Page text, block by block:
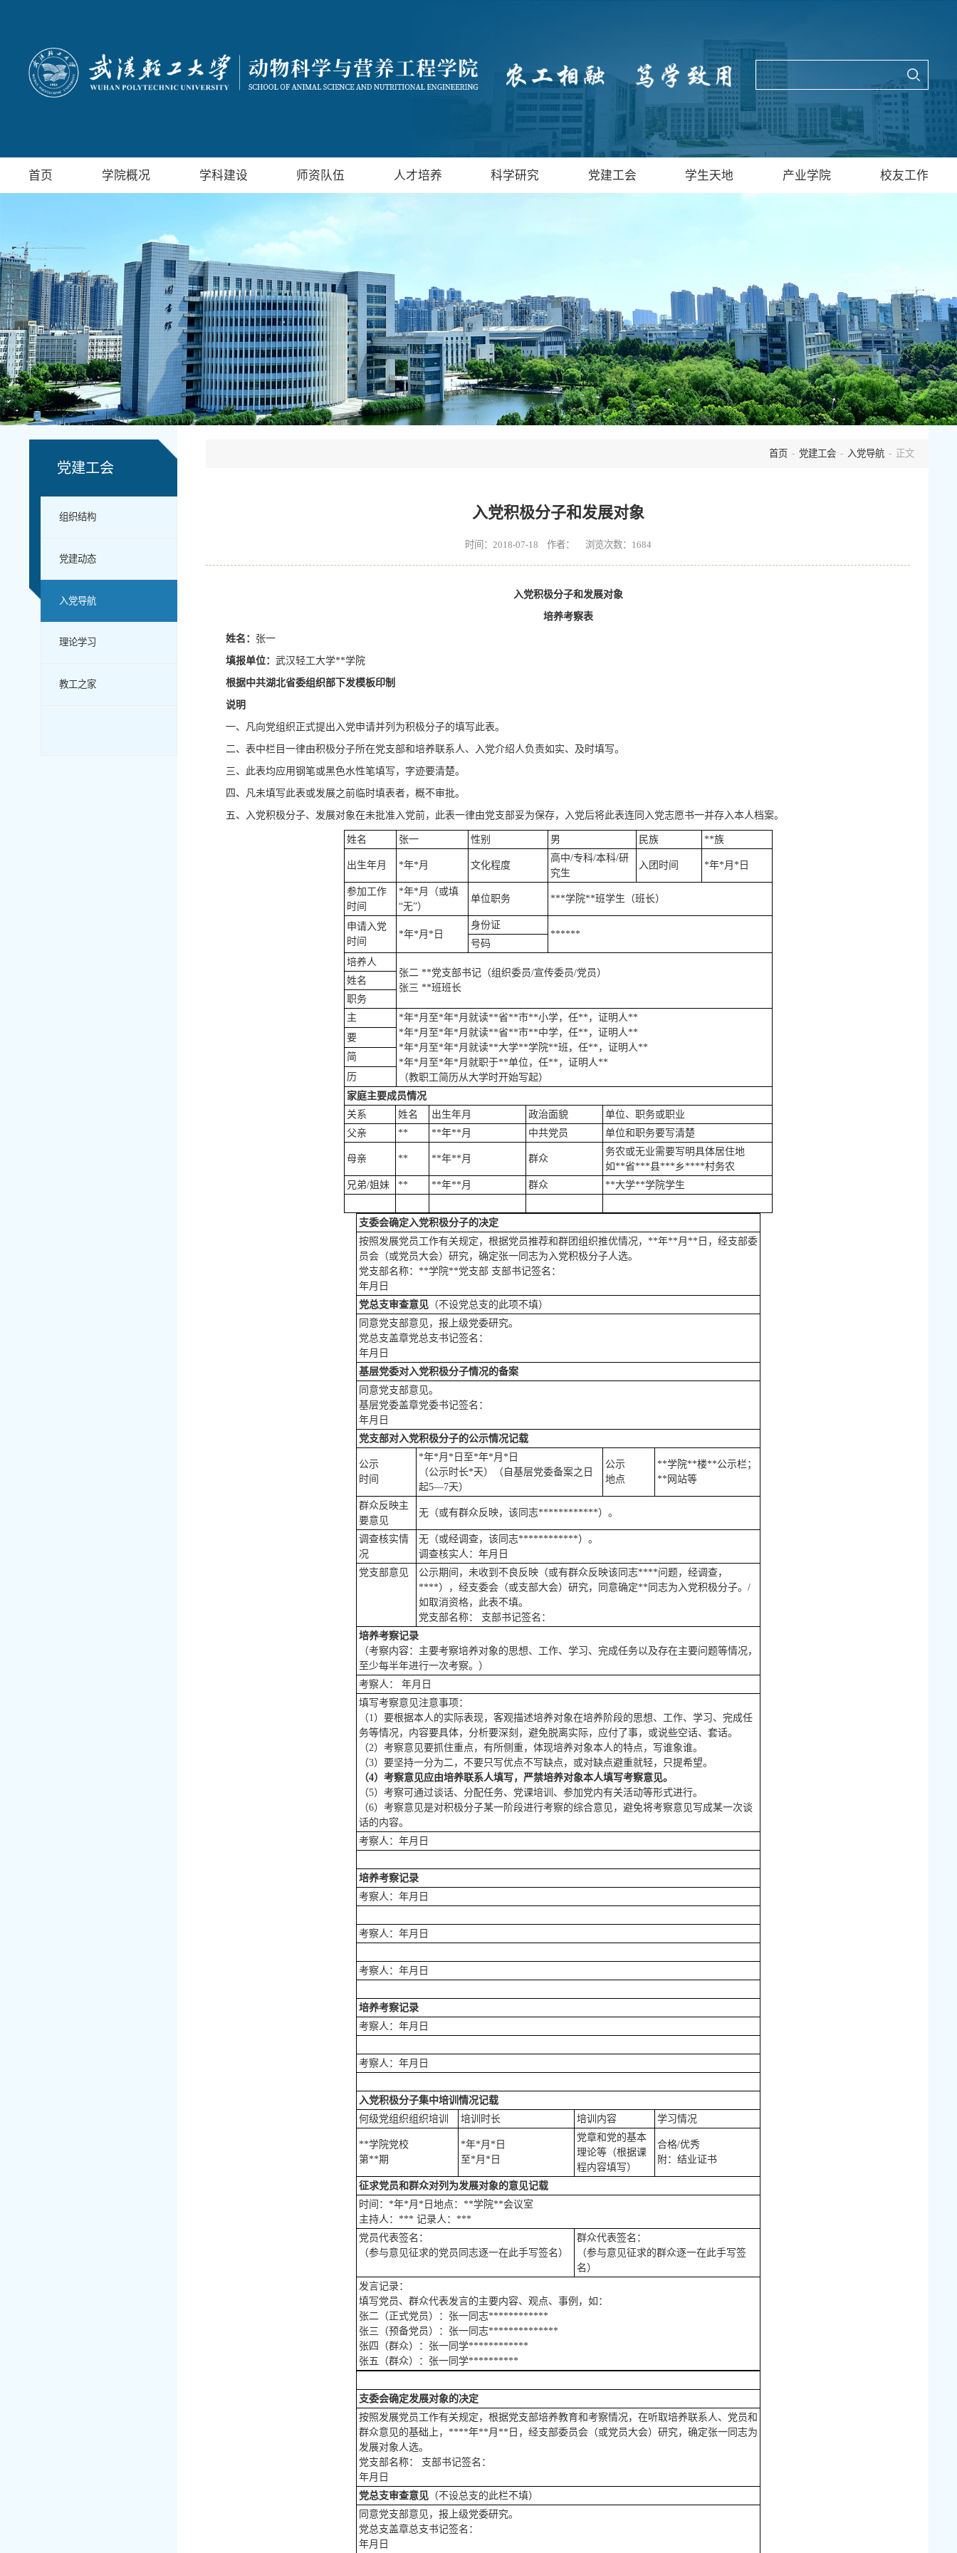
首页 学院概况 学科建设 师资队伍 人才培养 科学研究 党建工会 学生天地 产业学院 校友工作
党建工会
组织结构
党建动态
入党导航
理论学习
教工之家
首页 - 党建工会- 入党导航- 正文
入党积极分子和发展对象
时间：2018-07-18 作者： 浏览次数： 1684
入党积极分子和发展对象
培养考察表
姓名： 张一
填报单位： 武汉轻工大学**学院
根据中共湖北省委组织部下发模板印制
说明
一、凡向党组织正式提出入党申请并列为积极分子的填写此表。
二、表中栏目一律由积极分子所在党支部和培养联系人、入党介绍人负责如实、及时填写。
三、此表均应用钢笔或黑色水性笔填写，字迹要清楚。
四、凡未填写此表或发展之前临时填表者，概不审批。
五、入党积极分子、发展对象在未批准入党前，此表一律由党支部妥为保存，入党后将此表连同入党志愿书一并存入本人档案。
姓名 张一 性别 男 民族 **族
出生年月 *年*月 文化程度
高中/专科/本科/研
究生
入团时间 *年*月*日
参加工作
时间
*年*月（或填
“无”）
单位职务 ***学院**班学生（班长）
申请入党
时间
*年*月*日
身份证
******
号码
培养人
张二 **党支部书记（组织委员/宣传委员/党员）
张三 **班班长
姓名
职务
主
*年*月至*年*月就读**省**市**小学，任**，证明人**
*年*月至*年*月就读**省**市**中学，任**，证明人**
*年*月至*年*月就读**大学**学院**班，任**，证明人**
*年*月至*年*月就职于**单位，任**，证明人**
（教职工简历从大学时开始写起）
要
简
历
家庭主要成员情况
关系
姓名 出生年月 政治面貌
单位、职务或职业
父亲
** **年**月 中共党员 单位和职务要写清楚
母亲 ** **年**月 群众
务农或无业需要写明具体居住地
如**省***县***乡****村务农
兄弟/姐妹
** **年**月 群众 **大学**学院学生
支委会确定入党积极分子的决定
按照发展党员工作有关规定，根据党员推荐和群团组织推优情况，**年**月**日，经支部委
员会（或党员大会）研究，确定张一同志为入党积极分子人选。
党支部名称：**学院**党支部 支部书记签名：
年月日
党总支审查意见（不设党总支的此项不填）
同意党支部意见，报上级党委研究。
党总支盖章党总支书记签名：
年月日
基层党委对入党积极分子情况的备案
同意党支部意见。
基层党委盖章党委书记签名：
年月日
党支部对入党积极分子的公示情况记载
公示
时间
*年*月*日至*年*月*日
（公示时长*天）（自基层党委备案之日
起5—7天）
公示
地点
**学院**楼**公示栏；
**网站等
群众反映主
要意见
无（或有群众反映，该同志************）。
调查核实情
况
无（或经调查，该同志************）。
调查核实人：年月日
党支部意见
公示期间，未收到不良反映（或有群众反映该同志****问题，经调查，
****），经支委会（或支部大会）研究，同意确定**同志为入党积极分子。/
如取消资格，此表不填。
党支部名称： 支部书记签名：
培养考察记录
（考察内容：主要考察培养对象的思想、工作、学习、完成任务以及存在主要问题等情况，
至少每半年进行一次考察。）
考察人： 年月日
填写考察意见注意事项：
（1）要根据本人的实际表现，客观描述培养对象在培养阶段的思想、工作、学习、完成任
务等情况，内容要具体，分析要深刻，避免脱离实际，应付了事，或说些空话、套话。
（2）考察意见要抓住重点，有所侧重，体现培养对象本人的特点，写谁象谁。
（3）要坚持一分为二，不要只写优点不写缺点，或对缺点避重就轻，只提希望。
（4）考察意见应由培养联系人填写，严禁培养对象本人填写考察意见。
（5）考察可通过谈话、分配任务、党课培训、参加党内有关活动等形式进行。
（6）考察意见是对积极分子某一阶段进行考察的综合意见，避免将考察意见写成某一次谈
话的内容。
考察人：年月日
培养考察记录
考察人：年月日
考察人：年月日
考察人：年月日
培养考察记录
考察人：年月日
考察人：年月日
入党积极分子集中培训情况记载
何级党组织组织培训
培训时长 培训内容 学习情况
**学院党校
第**期
*年*月*日
至*月*日
党章和党的基本
理论等（根据课
程内容填写）
合格/优秀
附：结业证书
征求党员和群众对列为发展对象的意见记载
时间：*年*月*日地点：**学院**会议室
主持人：*** 记录人：***
党员代表签名：
（参与意见征求的党员同志逐一在此手写签名）
群众代表签名：
（参与意见征求的群众逐一在此手写签
名）
发言记录：
填写党员、群众代表发言的主要内容、观点、事例，如：
张二（正式党员）：张一同志************
张三（预备党员）：张一同志**************
张四（群众）：张一同学************
张五（群众）：张一同学**********
支委会确定发展对象的决定
按照发展党员工作有关规定，根据党支部培养教育和考察情况，在听取培养联系人、党员和
群众意见的基础上，****年**月**日，经支部委员会（或党员大会）研究，确定张一同志为
发展对象人选。
党支部名称： 支部书记签名：
年月日
党总支审查意见（不设总支的此栏不填）
同意党支部意见，报上级党委研究。
党总支盖章总支书记签名：
年月日